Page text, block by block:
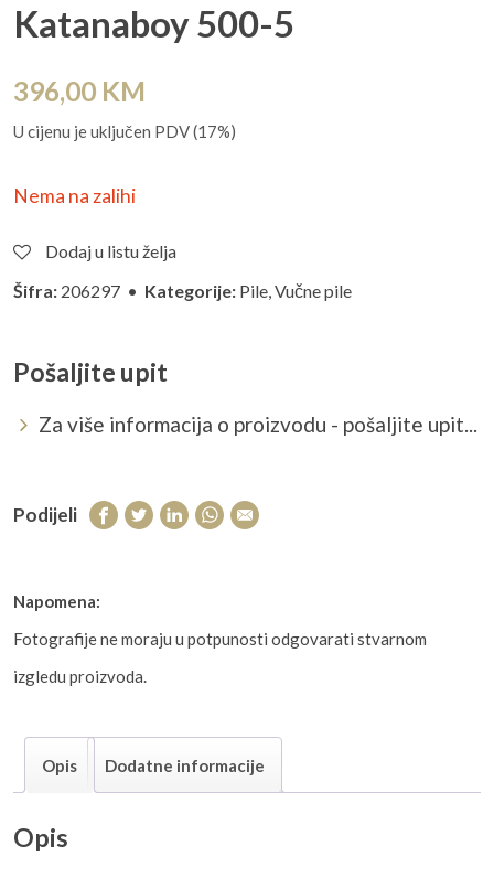
Katanaboy 500-5
396,00 KM
U cijenu je uključen PDV (17%)
Nema na zalihi
Dodaj u listu želja
Šifra: 206297 • Kategorije: Pile,Vučne pile
Pošaljite upit
Za više informacija o proizvodu - pošaljite upit...
Podijeli
Napomena:
Fotografije ne moraju u potpunosti odgovarati stvarnom
izgledu proizvoda.
Opis Dodatne informacije
Opis